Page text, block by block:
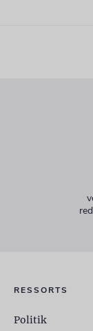
RESSORTS
Politik